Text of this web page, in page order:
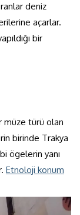
deniz
açarlar.
bir
müze türü olan
birinde Trakya
ögelerin yanı
Etnoloji konum